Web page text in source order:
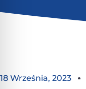
18 Września, 2023